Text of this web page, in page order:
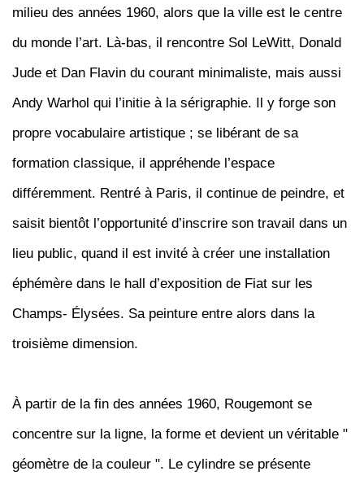
milieu des années 1960, alors que la ville est le centre
du monde l’art. Là-bas, il rencontre Sol LeWitt, Donald
Jude et Dan Flavin du courant minimaliste, mais aussi
Andy Warhol qui l’initie à la sérigraphie. Il y forge son
propre vocabulaire artistique ; se libérant de sa
formation classique, il appréhende l’espace
différemment. Rentré à Paris, il continue de peindre, et
saisit bientôt l’opportunité d’inscrire son travail dans un
lieu public, quand il est invité à créer une installation
éphémère dans le hall d’exposition de Fiat sur les
Champs- Élysées. Sa peinture entre alors dans la
troisième dimension.
À partir de la fin des années 1960, Rougemont se
concentre sur la ligne, la forme et devient un véritable "
géomètre de la couleur ". Le cylindre se présente